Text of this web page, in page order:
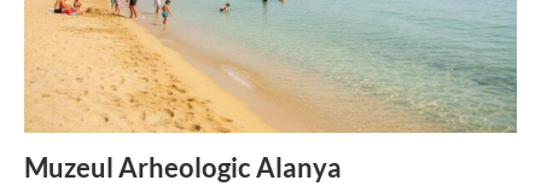
Muzeul Arheologic Alanya